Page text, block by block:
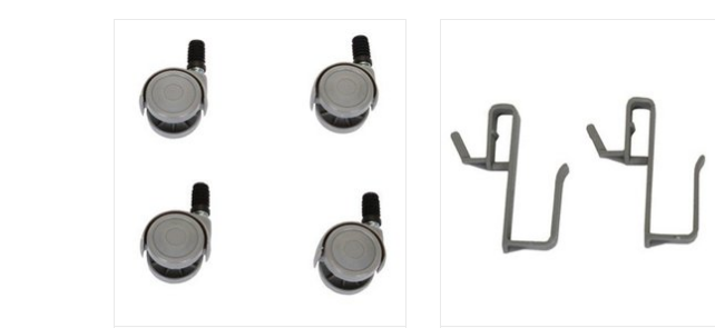
Set de 4 roues pour un seau rectangulaire
en plastique d'une capacité de 20 litres.
- Diamètre Ø 50 mm.
AJOUTER AU PANIER
- Idéal pour fixer un mouilleur ou une
raclette à un seau.
AJOUTER AU PANIER